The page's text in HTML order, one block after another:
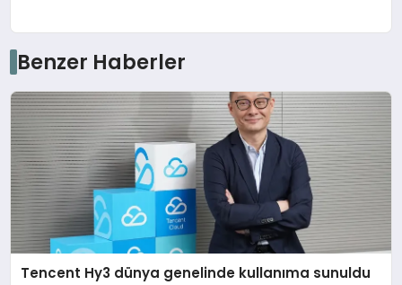
Benzer Haberler
Tencent Hy3 dünya genelinde kullanıma sunuldu